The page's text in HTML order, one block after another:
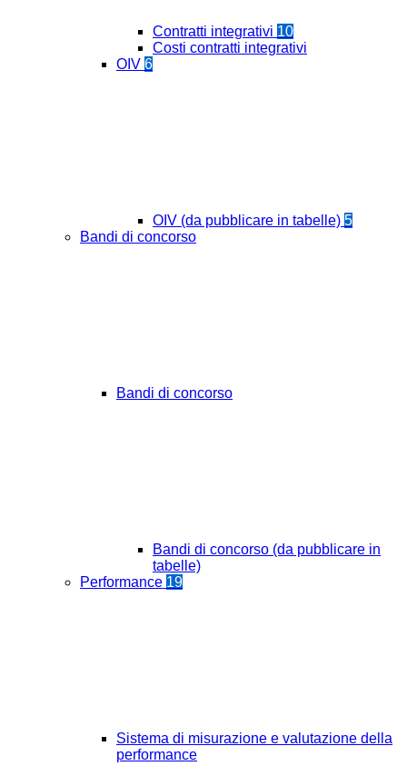
Contratti integrativi 10
Costi contratti integrativi
OIV 6
OIV (da pubblicare in tabelle) 5
Bandi di concorso
Bandi di concorso
Bandi di concorso (da pubblicare in
tabelle)
Performance 19
Sistema di misurazione e valutazione della
performance